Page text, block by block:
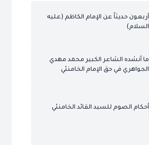
أربعون حديثاً عن الإمام الكاظم (عليه
السلام)
ما أنشده الشاعر الكبير محمد مهدي
الجواهري في حق الإمام الخامنئي
أحكام الصوم للسيد القائد الخامنئي